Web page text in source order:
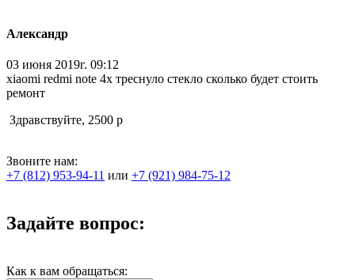
Александр
03 июня 2019г. 09:12
xiaomi redmi note 4x треснуло стекло сколько будет стоить
ремонт
Здравствуйте, 2500 р
Звоните нам:
+7 (812) 953-94-11 или +7 (921) 984-75-12
Задайте вопрос:
Как к вам обращаться: